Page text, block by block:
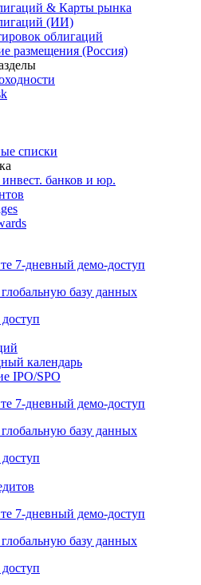
аналитический журнал
& Карты рынка
(ИИ)
облигаций
размещения (Россия)
списки
банков и юр.
7-дневный
базу данных
IPO/SPO
7-дневный
базу данных
7-дневный